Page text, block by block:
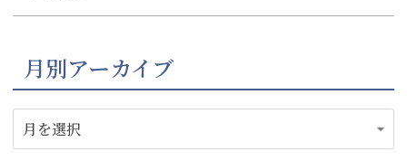
月別アーカイブ